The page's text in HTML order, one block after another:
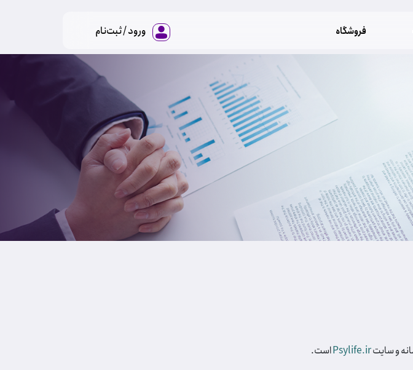
فروشگاه ورود / ثبت‌نام
Psylife.irاست.